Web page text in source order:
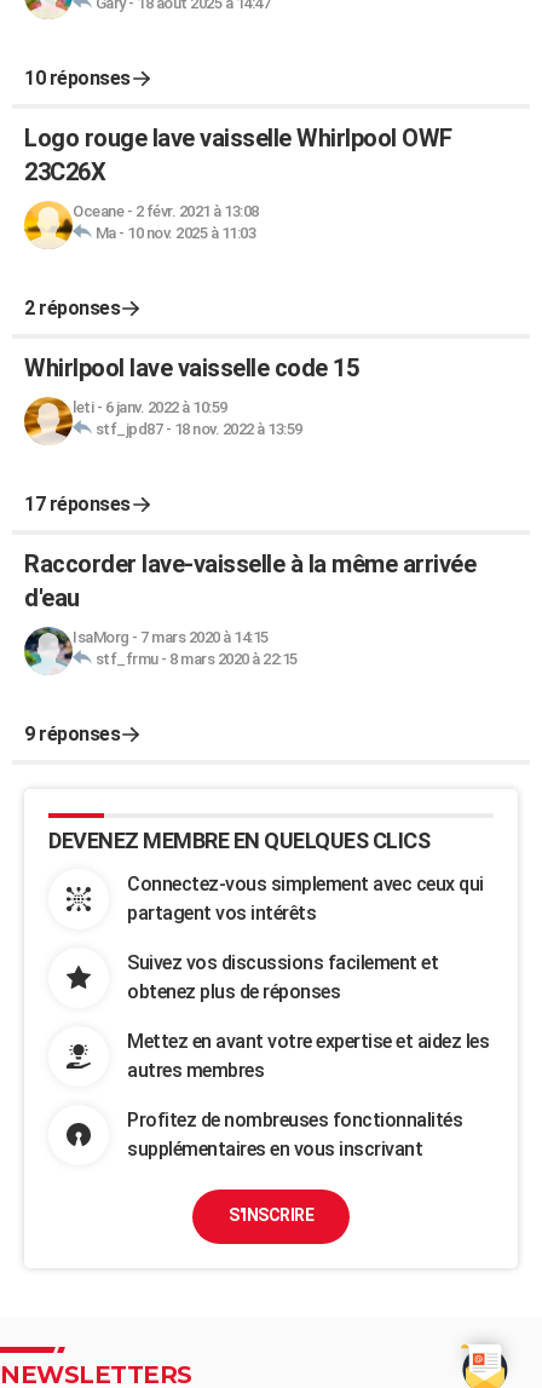
10 réponses
Logo rouge lave vaisselle Whirlpool OWF
23C26X
Oceane- 2 févr. 2021 à 13:08
Ma- 10 nov. 2025 à 11:03
2 réponses
Whirlpool lave vaisselle code 15
leti- 6 janv. 2022 à 10:59
stf_jpd87- 18 nov. 2022 à 13:59
17 réponses
Raccorder lave-vaisselle à la même arrivée
d'eau
IsaMorg - 7 mars 2020 à 14:15
stf_frmu- 8 mars 2020 à 22:15
9 réponses
DEVENEZ MEMBRE EN QUELQUES CLICS
Connectez-vous simplement avec ceux qui
partagent vos intérêts
Suivez vos discussions facilement et
obtenez plus de réponses
Mettez en avant votre expertise et aidez les
autres membres
Profitez de nombreuses fonctionnalités
supplémentaires en vous inscrivant
S'INSCRIRE
NEWSLETTERS